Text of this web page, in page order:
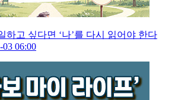
하고 싶다면 ‘나’를 다시 읽어야 한다
03 06:00